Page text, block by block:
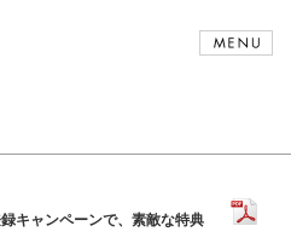
キャンペーンで、素敵な特典